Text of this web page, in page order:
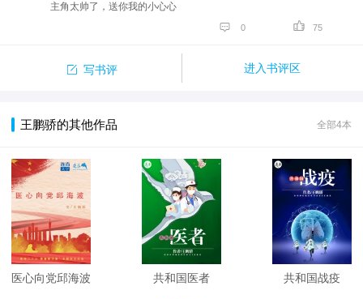
主角太帅了，送你我的小心心
 0  75
 写书评 进入书评区
王鹏骄的其他作品 全部4本
医心向党邱海波 共和国医者 共和国战疫